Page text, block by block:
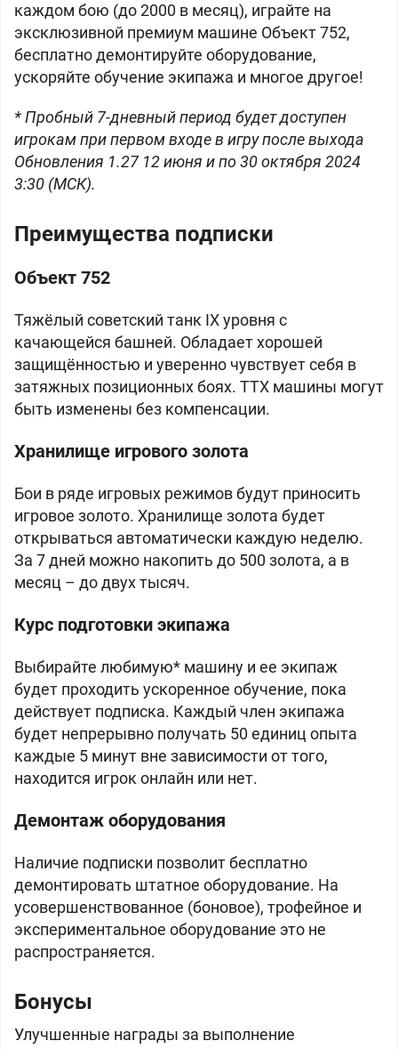
каждом бою (до 2000 в месяц), играйте на
эксклюзивной премиум машине Объект 752,
бесплатно демонтируйте оборудование,
ускоряйте обучение экипажа и многое другое!
* Пробный 7-дневный период будет доступен
игрокам при первом входе в игру после выхода
Обновления 1.27 12 июня и по 30 октября 2024
3:30 (МСК).
Преимущества подписки
Объект 752
Тяжёлый советский танк IX уровня с
качающейся башней. Обладает хорошей
защищённостью и уверенно чувствует себя в
затяжных позиционных боях. ТТХ машины могут
быть изменены без компенсации.
Хранилище игрового золота
Бои в ряде игровых режимов будут приносить
игровое золото. Хранилище золота будет
открываться автоматически каждую неделю.
За 7 дней можно накопить до 500 золота, а в
месяц – до двух тысяч.
Курс подготовки экипажа
Выбирайте любимую* машину и ее экипаж
будет проходить ускоренное обучение, пока
действует подписка. Каждый член экипажа
будет непрерывно получать 50 единиц опыта
каждые 5 минут вне зависимости от того,
находится игрок онлайн или нет.
Демонтаж оборудования
Наличие подписки позволит бесплатно
демонтировать штатное оборудование. На
усовершенствованное (боновое), трофейное и
экспериментальное оборудование это не
распространяется.
Бонусы
Улучшенные награды за выполнение